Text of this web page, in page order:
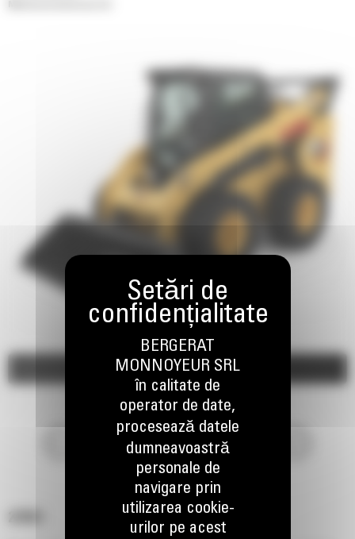
BERGERAT
MONNOYEUR SRL
în calitate de
operator de date,
procesează datele
dumneavoastră
personale de
navigare prin
utilizarea cookie-
urilor pe acest